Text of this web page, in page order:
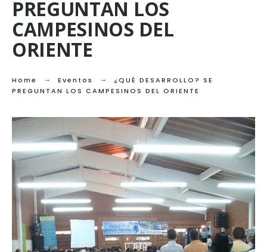
PREGUNTAN LOS
CAMPESINOS DEL
ORIENTE
Home Eventos
¿QUÉ DESARROLLO? SE
PREGUNTAN LOS CAMPESINOS DEL ORIENTE